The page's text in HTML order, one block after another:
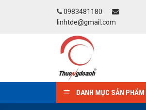
0983481180
linhtde@gmail.com
DANH MỤC SẢN PHẨM